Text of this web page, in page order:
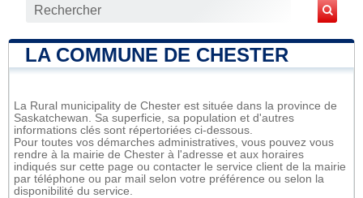
LA COMMUNE DE CHESTER
La Rural municipality de Chester est située dans la province de
Saskatchewan. Sa superficie, sa population et d'autres
informations clés sont répertoriées ci-dessous.
Pour toutes vos démarches administratives, vous pouvez vous
rendre à la mairie de Chester à l'adresse et aux horaires
indiqués sur cette page ou contacter le service client de la mairie
par téléphone ou par mail selon votre préférence ou selon la
disponibilité du service.